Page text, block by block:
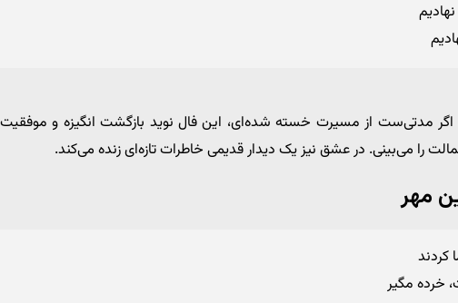
اگر مدتی‌ست از مسیرت خسته شده‌ای، این فال نوید بازگشت انگیزه و
را می‌بینی. در عشق نیز یک دیدار قدیمی خاطرات تازه‌ای زنده می‌کند.
مهر
خرده مگیر